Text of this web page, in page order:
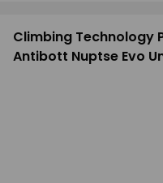
Climbing Technology
Antibott Nuptse Evo